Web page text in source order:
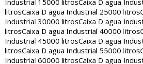
Industrial 15000 litrosCaixa D agua
litrosCaixa D agua Industrial 25000 litros
Industrial 30000 litrosCaixa D agua
litrosCaixa D agua Industrial 40000 litros
Industrial 45000 litrosCaixa D agua
litrosCaixa D agua Industrial 55000 litros
Industrial 60000 litrosCaixa D agua